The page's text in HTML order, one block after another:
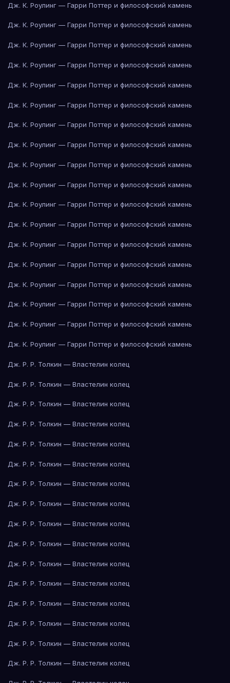
Дж. К. Роулинг — Гарри Поттер и философский камень
Дж. К. Роулинг — Гарри Поттер и философский камень
Дж. К. Роулинг — Гарри Поттер и философский камень
Дж. К. Роулинг — Гарри Поттер и философский камень
Дж. К. Роулинг — Гарри Поттер и философский камень
Дж. К. Роулинг — Гарри Поттер и философский камень
Дж. К. Роулинг — Гарри Поттер и философский камень
Дж. К. Роулинг — Гарри Поттер и философский камень
Дж. К. Роулинг — Гарри Поттер и философский камень
Дж. К. Роулинг — Гарри Поттер и философский камень
Дж. К. Роулинг — Гарри Поттер и философский камень
Дж. К. Роулинг — Гарри Поттер и философский камень
Дж. К. Роулинг — Гарри Поттер и философский камень
Дж. К. Роулинг — Гарри Поттер и философский камень
Дж. К. Роулинг — Гарри Поттер и философский камень
Дж. К. Роулинг — Гарри Поттер и философский камень
Дж. К. Роулинг — Гарри Поттер и философский камень
Дж. К. Роулинг — Гарри Поттер и философский камень
Дж. Р. Р. Толкин — Властелин колец
Дж. Р. Р. Толкин — Властелин колец
Дж. Р. Р. Толкин — Властелин колец
Дж. Р. Р. Толкин — Властелин колец
Дж. Р. Р. Толкин — Властелин колец
Дж. Р. Р. Толкин — Властелин колец
Дж. Р. Р. Толкин — Властелин колец
Дж. Р. Р. Толкин — Властелин колец
Дж. Р. Р. Толкин — Властелин колец
Дж. Р. Р. Толкин — Властелин колец
Дж. Р. Р. Толкин — Властелин колец
Дж. Р. Р. Толкин — Властелин колец
Дж. Р. Р. Толкин — Властелин колец
Дж. Р. Р. Толкин — Властелин колец
Дж. Р. Р. Толкин — Властелин колец
Дж. Р. Р. Толкин — Властелин колец